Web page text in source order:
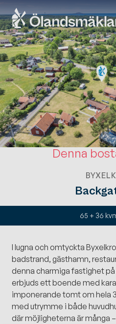
Denna
65 + 36
I lugna och omtyckta
badstrand, gästhamn,
denna charmiga fastighet på
erbjuds ett boende med
imponerande tomt om hela
med utrymme i både
där möjligheterna är många